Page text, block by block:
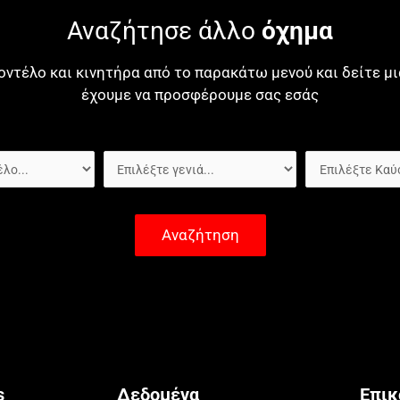
Αναζήτησε άλλο όχημα
και κινητήρα από το παρακάτω μενού και δείτε
έχουμε να προσφέρουμε σας εσάς
Αναζήτηση
Δεδομένα